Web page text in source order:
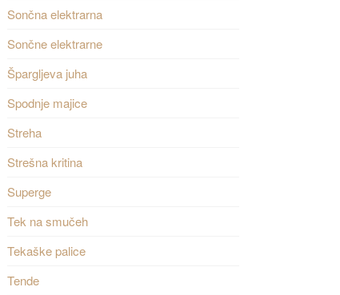
Sončna elektrarna
Sončne elektrarne
Špargljeva juha
Spodnje majice
Streha
Strešna kritina
Superge
Tek na smučeh
Tekaške palice
Tende